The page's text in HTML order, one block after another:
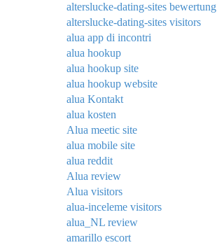
alterslucke-dating-sites bewertung
alterslucke-dating-sites visitors
alua app di incontri
alua hookup
alua hookup site
alua hookup website
alua Kontakt
alua kosten
Alua meetic site
alua mobile site
alua reddit
Alua review
Alua visitors
alua-inceleme visitors
alua_NL review
amarillo escort